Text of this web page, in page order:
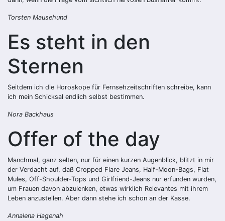
Torsten Mausehund
Es steht in den
Sternen
Seitdem ich die Horoskope für Fernsehzeitschriften schreibe, kann
ich mein Schicksal endlich selbst bestimmen.
Nora Backhaus
Offer of the day
Manchmal, ganz selten, nur für einen kurzen Augenblick, blitzt in mir
der Verdacht auf, daß Cropped Flare Jeans, Half-Moon-Bags, Flat
Mules, Off-Shoulder-Tops und Girlfriend-Jeans nur erfunden wurden,
um Frauen davon abzulenken, etwas wirklich Relevantes mit ihrem
Leben anzustellen. Aber dann stehe ich schon an der Kasse.
Annalena Hagenah